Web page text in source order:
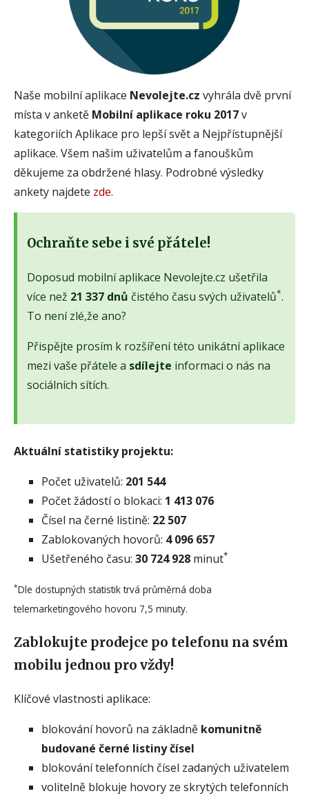
Naše mobilní aplikace Nevolejte.cz vyhrála dvě první
místa v anketě Mobilní aplikace roku 2017v
kategoriích Aplikace pro lepší svět a Nejpřístupnější
aplikace. Všem našim uživatelům a fanouškům
děkujeme za obdržené hlasy. Podrobné výsledky
ankety najdete zde.
Ochraňte sebe i své přátele!
Doposud mobilní aplikace Nevolejte.cz ušetřila
více než 21 337 dnů čistého času svých uživatelů*.
To není zlé,že ano?
Přispějte prosím k rozšíření této unikátní aplikace
mezi vaše přátele a sdílejte informaci o nás na
sociálních sítích.
Aktuální statistiky projektu:
Počet uživatelů: 201 544
Počet žádostí o blokaci: 1 413 076
Čísel na černé listině: 22 507
Zablokovaných hovorů: 4 096 657
Ušetřeného času: 30 724 928 minut*
*Dle dostupných statistik trvá průměrná doba
telemarketingového hovoru 7,5 minuty.
Zablokujte prodejce po telefonu na svém
mobilu jednou pro vždy!
Klíčové vlastnosti aplikace:
blokování hovorů na základně komunitně
budované černé listiny čísel
blokování telefonních čísel zadaných uživatelem
volitelně blokuje hovory ze skrytých telefonních